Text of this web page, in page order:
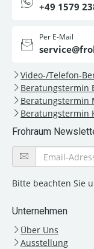
+49 1579
Per E-Mail
Video-/Telefon-
Beratungstermin
Beratungstermin
Beratungstermin
Frohraum
Bitte beachten Sie
Unternehmen
Über Uns
Ausstellung